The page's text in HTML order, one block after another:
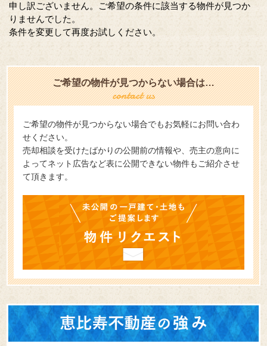
申し訳ございません。ご希望の条件に該当する物件が見つか
りませんでした。
条件を変更して再度お試しください。
ご希望の物件が見つからない場合は…
ご希望の物件が見つからない場合でもお気軽にお問い合わ
せください。
売却相談を受けたばかりの公開前の情報や、売主の意向に
よってネット広告など表に公開できない物件もご紹介させ
て頂きます。